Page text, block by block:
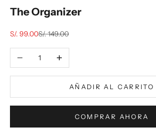
The Organizer
Precio de oferta
S/. 99.00Precio normal
S/. 149.00
Reducir cantidadAumentar cantidad
AÑADIR AL CARRITO
COMPRAR AHORA